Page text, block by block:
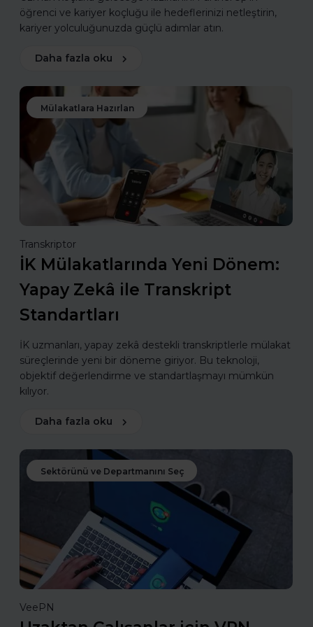
öğrenci ve kariyer koçluğu ile hedeflerinizi netleştirin,
kariyer yolculuğunuzda güçlü adımlar atın.
Daha fazla oku
Mülakatlara Hazırlan
Transkriptor
İK Mülakatlarında Yeni Dönem:
Yapay Zekâ ile Transkript
Standartları
İK uzmanları, yapay zekâ destekli transkriptlerle mülakat
süreçlerinde yeni bir döneme giriyor. Bu teknoloji,
objektif değerlendirme ve standartlaşmayı mümkün
kılıyor.
Daha fazla oku
Sektörünü ve Departmanını Seç
VeePN